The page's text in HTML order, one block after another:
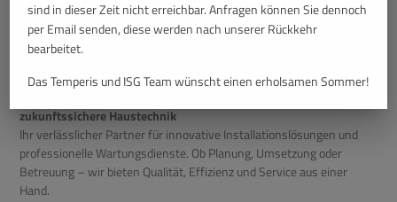
zukunftssichere Haustechnik
Ihr verlässlicher Partner für innovative Installationslösungen und
professionelle Wartungsdienste. Ob Planung, Umsetzung oder
Betreuung – wir bieten Qualität, Effizienz und Service aus einer
Hand.
sind in dieser Zeit nicht erreichbar. Anfragen können Sie dennoch
per Email senden, diese werden nach unserer Rückkehr
bearbeitet.
Das Temperis und ISG Team wünscht einen erholsamen Sommer!